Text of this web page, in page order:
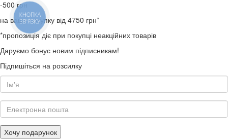
-500 грн
на вашу покупку від 4750 грн*
*пропозиція діє при покупці неакційних товарів
Даруємо бонус новим підписникам!
Підпишіться на розсилку
Хочу подарунок
КНОПКА
ЗВ'ЯЗКУ